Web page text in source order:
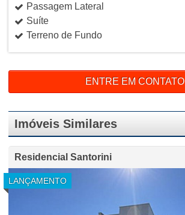
Passagem Lateral
Suíte
Terreno de Fundo
ENTRE EM CONTATO
Imóveis Similares
Residencial Santorini
LANÇAMENTO